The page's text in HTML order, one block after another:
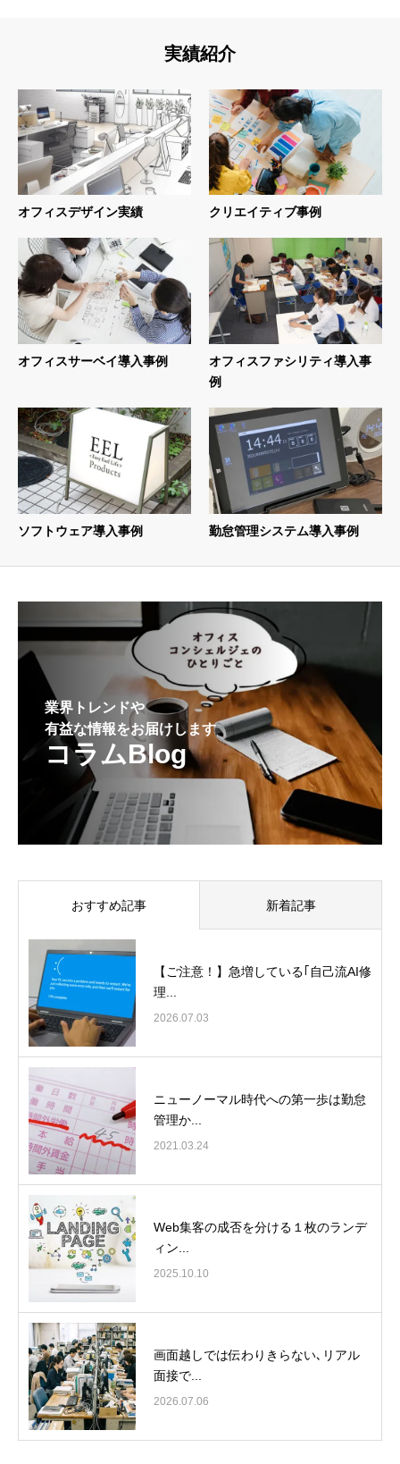
実績紹介
オフィスデザイン実績 クリエイティブ事例
オフィスサーベイ導入事例
オフィスファシリティ導入事
例
ソフトウェア導入事例 勤怠管理システム導入事例
業界トレンドや
有益な情報をお届けします
コラムBlog
おすすめ記事 新着記事
【ご注意！】急増している｢自己流AI修
理...
2026.07.03
ニューノーマル時代への第一歩は勤怠
管理か...
2021.03.24
Web集客の成否を分ける１枚のランデ
ィン...
2025.10.10
画面越しでは伝わりきらない､リアル
面接で...
2026.07.06